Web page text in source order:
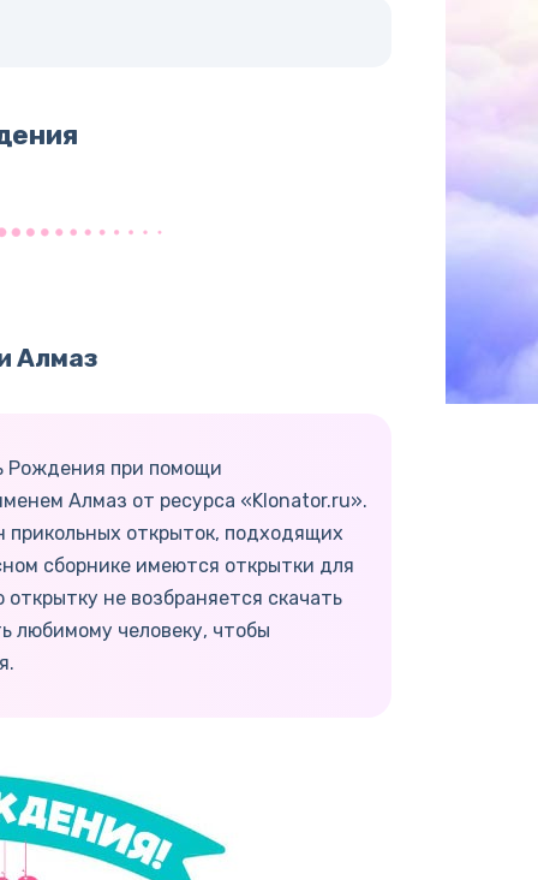
Алмаз
Рождения при помощи
Алмаз от ресурса «Klonator.ru».
открыток, подходящих
сборнике имеются открытки для
не возбраняется скачать
любимому человеку, чтобы